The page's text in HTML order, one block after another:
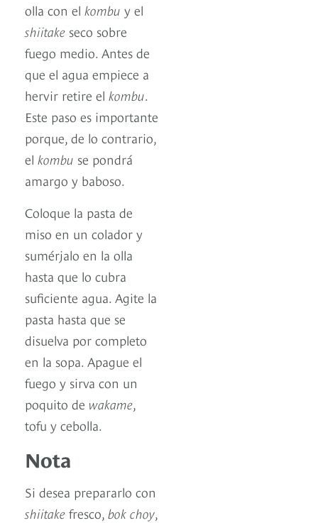
olla con el kombu y el
shiitake seco sobre
fuego medio. Antes de
que el agua empiece a
hervir retire el kombu.
Este paso es importante
porque, de lo contrario,
el kombu se pondrá
amargo y baboso.
Coloque la pasta de
miso en un colador y
sumérjalo en la olla
hasta que lo cubra
suficiente agua. Agite la
pasta hasta que se
disuelva por completo
en la sopa. Apague el
fuego y sirva con un
poquito de wakame,
tofu y cebolla.
Nota
Si desea prepararlo con
shiitake fresco, bok choy,